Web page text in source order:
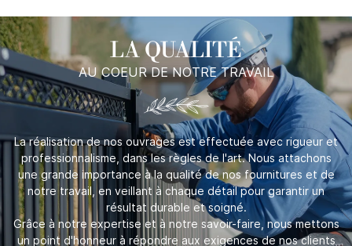
LA QUALITÉ
AU COEUR DE NOTRE TRAVAIL
La réalisation de nos ouvrages est effectuée avec rigueur et
professionnalisme, dans les règles de l'art. Nous attachons
une grande importance à la qualité de nos fournitures et de
notre travail, en veillant à chaque détail pour garantir un
résultat durable et soigné.
Grâce à notre expertise et à notre savoir-faire, nous mettons
un point d'honneur à répondre aux exigences de nos clients